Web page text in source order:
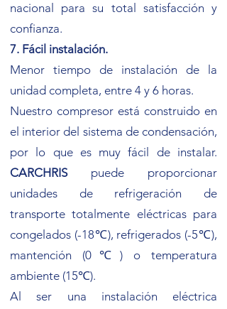
nacional para su total satisfacción y
confianza.
7. Fácil instalación.
Menor tiempo de instalación de la
unidad completa, entre 4 y 6 horas.
Nuestro compresor está construido en
el interior del sistema de condensación,
por lo que es muy fácil de instalar.
CARCHRIS puede proporcionar
unidades de refrigeración de
transporte totalmente eléctricas para
congelados (-18℃)​, refrigerados (-5℃),
mantención (0℃) o temperatura
ambiente (15℃).
Al ser una instalación eléctrica